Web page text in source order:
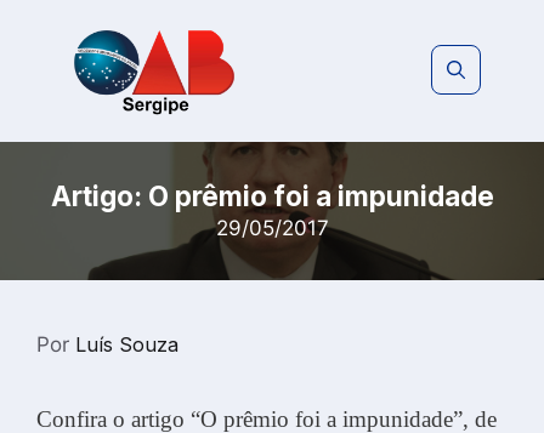
Artigo: O prêmio foi a impunidade
29/05/2017
Por Luís Souza
Confira o artigo “O prêmio foi a impunidade”, de